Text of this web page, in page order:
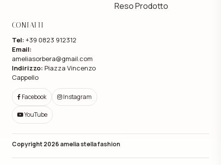
Reso Prodotto
CONTATTI
Tel: +39 0823 912312
Email:
ameliasorbera@gmail.com
Indirizzo: Piazza Vincenzo
Cappello
Facebook Instagram
YouTube
Copyright 2026amelia stella fashion